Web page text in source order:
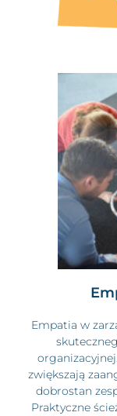
Empatia w
zwiększają
dobrostan
Praktyczne